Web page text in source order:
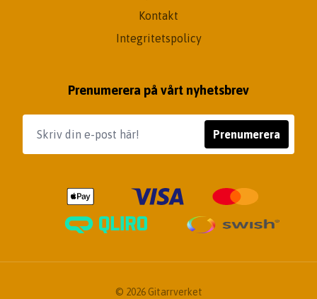
Kontakt
Integritetspolicy
Prenumerera på vårt nyhetsbrev
Prenumerera
© 2026 Gitarrverket